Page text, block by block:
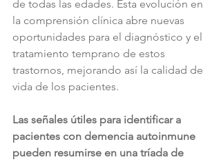
de todas las edades. Esta evolución en
la comprensión clínica abre nuevas
oportunidades para el diagnóstico y el
tratamiento temprano de estos
trastornos, mejorando así la calidad de
vida de los pacientes.
Las señales útiles para identificar a
pacientes con demencia autoinmune
pueden resumirse en una tríada de